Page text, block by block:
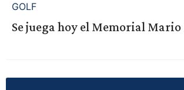
GOLF
Se juega hoy el Memorial